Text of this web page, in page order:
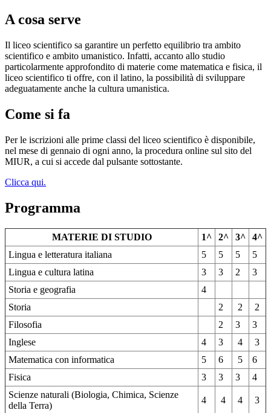
A cosa serve
Il liceo scientifico sa garantire un perfetto equilibrio tra ambito
scientifico e ambito umanistico. Infatti, accanto allo studio
particolarmente approfondito di materie come matematica e fisica, il
liceo scientifico ti offre, con il latino, la possibilità di sviluppare
adeguatamente anche la cultura umanistica.
Come si fa
Per le iscrizioni alle prime classi del liceo scientifico è disponibile,
nel mese di gennaio di ogni anno, la procedura online sul sito del
MIUR, a cui si accede dal pulsante sottostante.
Clicca qui.
Programma
MATERIE DI STUDIO 1^ 2^ 3^
4^
Lingua e letteratura italiana
5 5 5
5
Lingua e cultura latina
3 3 2
3
Storia e geografia
4
Storia
2 2
2
Filosofia
2 3
3
Inglese
4 3 4
3
Matematica con informatica
5 6 5
6
Fisica
3 3 3
4
Scienze naturali (Biologia, Chimica, Scienze
della Terra)
4 4 4 3